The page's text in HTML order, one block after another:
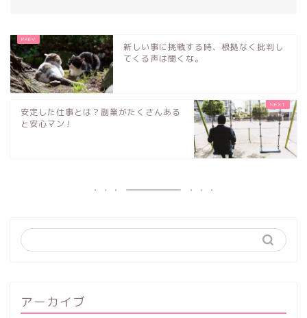
新しい事に挑戦する時、根拠なく批判し
てくる声は聞くな。
安定した仕事とは？副業がたくさんある
と安心マン！
アーカイブ